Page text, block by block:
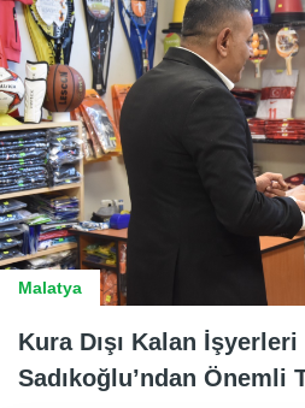
Malatya
Kura Dışı Kalan
Sadıkoğlu’ndan Önemli